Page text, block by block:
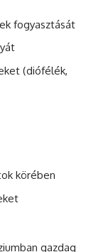
fogyasztását
(diófélék,
körében
gazdag